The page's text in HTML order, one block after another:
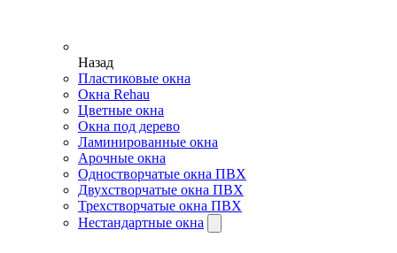
Назад
Пластиковые окна
Окна Rehau
Цветные окна
Окна под дерево
Ламинированные окна
Арочные окна
Одностворчатые окна ПВХ
Двухстворчатые окна ПВХ
Трехстворчатые окна ПВХ
Нестандартные окна